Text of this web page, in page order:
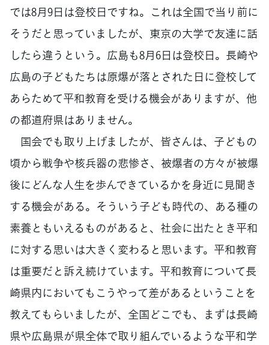
では8月9日は登校日ですね。これは全国で当り前に
そうだと思っていましたが、東京の大学で友達に話
したら違うという。広島も8月6日は登校日。長崎や
広島の子どもたちは原爆が落とされた日に登校して
あらためて平和教育を受ける機会がありますが、他
の都道府県はありません。
国会でも取り上げましたが、皆さんは、子どもの
頃から戦争や核兵器の悲惨さ、被爆者の方々が被爆
後にどんな人生を歩んできているかを身近に見聞き
する機会がある。そういう子ども時代の、ある種の
素養ともいえるものがあると、社会に出たとき平和
に対する思いは大きく変わると思います。平和教育
は重要だと訴え続けています。平和教育について長
崎県内においてもこうやって差があるということを
教えてもらいましたが、全国どこでも、まずは長崎
県や広島県が県全体で取り組んでいるような平和学